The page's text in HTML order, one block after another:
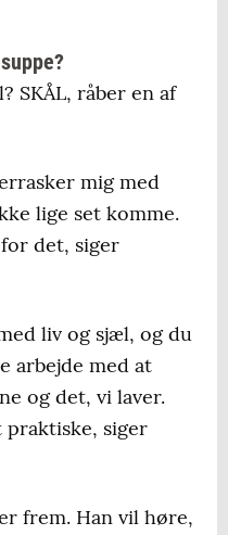
SKÅL, råber en af
mig med
lige set komme.
det, siger
liv og sjæl, og du
arbejde med at
og det, vi laver.
siger
frem. Han vil høre,